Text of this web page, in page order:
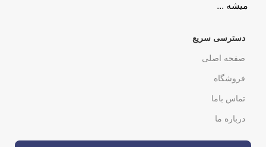
میشه ...
دسترسی سریع
صفحه اصلی
فروشگاه
تماس باما
درباره ما